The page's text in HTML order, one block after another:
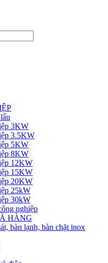
3KW
3.5KW
5KW
8KW
12KW
15KW
20KW
25kW
30kW
nghiệp
HÀNG
bàn lạnh, bàn chặt inox